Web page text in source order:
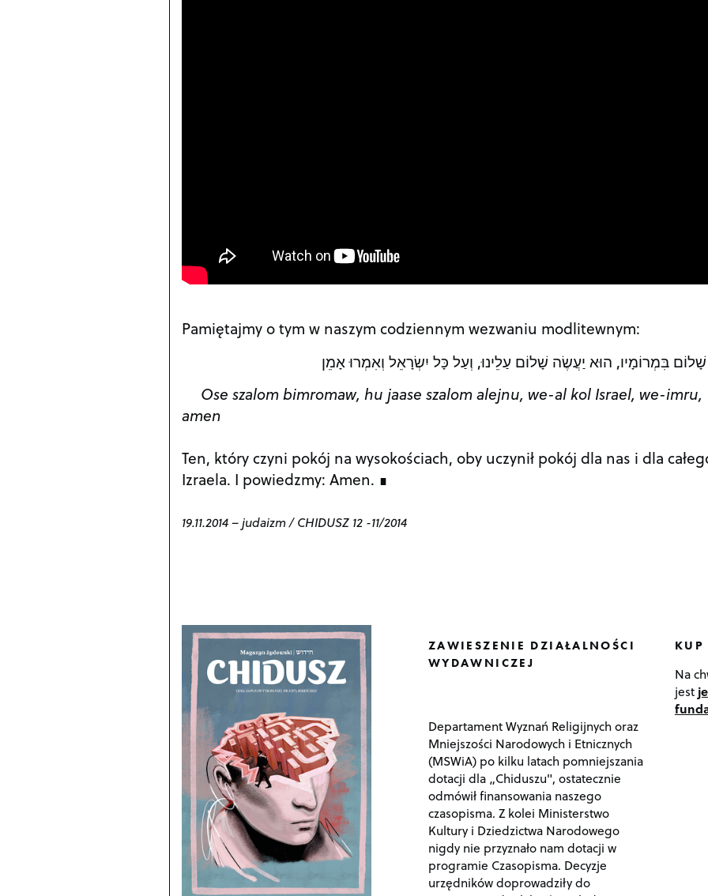
Pamiętajmy o tym w naszym codziennym wezwaniu modlitewnym:
בִּמְרוֹמָיו, הוּא יַעֲשֶׂה שָׁלוֹם עַלֵינוּ, וְעַל כָּל יִשְׂרָאֵל וְאִמְרוּ אָמֵן
Ose szalom bimromaw, hu jaase szalom alejnu, we-al kol Israel, we-imru,
amen
Ten, który czyni pokój na wysokościach, oby uczynił pokój dla nas i dla
Izraela. I powiedzmy: Amen.
19.11.2014–judaizm/CHIDUSZ 12 -11/2014
ZAWIESZENIE DZIAŁALNOŚCI
WYDAWNICZEJ
Departament Wyznań Religijnych oraz
Mniejszości Narodowych i Etnicznych
(MSWiA) po kilku latach pomniejszania
dotacji dla „Chiduszu", ostatecznie
odmówił finansowania naszego
czasopisma. Z kolei Ministerstwo
Kultury i Dziedzictwa Narodowego
nigdy nie przyznało nam dotacji w
programie Czasopisma. Decyzje
urzędników doprowadziły do
KUP
Na
jest